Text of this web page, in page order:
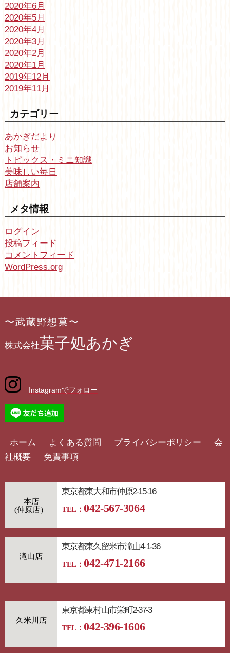
2020年6月
2020年5月
2020年4月
2020年3月
2020年2月
2020年1月
2019年12月
2019年11月
カテゴリー
あかぎだより
お知らせ
トピックス・ミニ知識
美味しい毎日
店舗案内
メタ情報
ログイン
投稿フィード
コメントフィード
WordPress.org
〜武蔵野想菓〜
株式会社菓子処あかぎ
Instagramでフォロー
ホーム よくある質問 プライバシーポリシー
会
社概要
免責事項
本店
東京都東大和市仲原2-15-16
TEL：042-567-3064
滝山店
東京都東久留米市滝山4-1-36
TEL：042-471-2166
久米川店
東京都東村山市栄町2-37-3
TEL：042-396-1606